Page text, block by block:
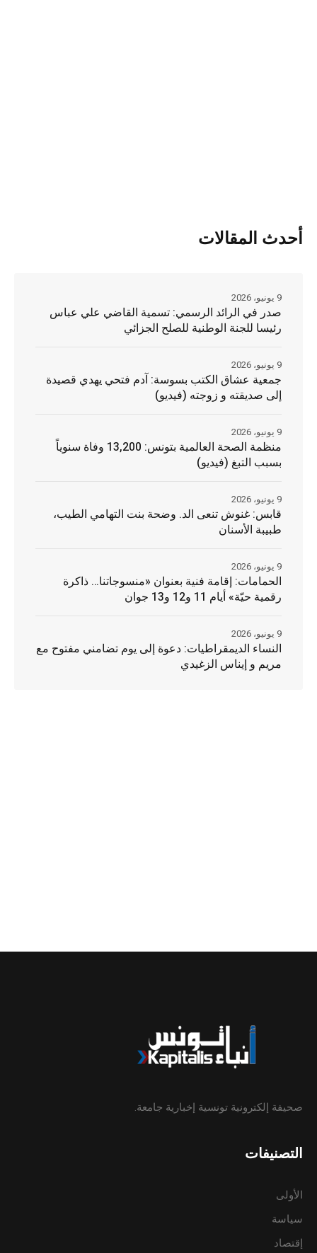
أحدث المقالات
صدر في الرائد الرسمي: تسمية القاضي علي عباس
رئيسا للجنة الوطنية للصلح الجزائي
9 يونيو، 2026
جمعية عشاق الكتب بسوسة: آدم فتحي يهدي قصيدة
إلى صديقته و زوجته (فيديو)
9 يونيو، 2026
منظمة الصحة العالمية بتونس: 13,200 وفاة سنوياً
بسبب التبغ (فيديو)
9 يونيو، 2026
قابس: غنوش تنعى الد. وضحة بنت التهامي الطيب،
طبيبة الأسنان
9 يونيو، 2026
الحمامات: إقامة فنية بعنوان «منسوجاتنا… ذاكرة
رقمية حيّة» أيام 11 و12 و13 جوان
9 يونيو، 2026
النساء الديمقراطيات: دعوة إلى يوم تضامني مفتوح مع
مريم و إيناس الزغيدي
9 يونيو، 2026
صحيفة إلكترونية تونسية إخبارية جامعة.
التصنيفات
الأولى
سياسة
إقتصاد